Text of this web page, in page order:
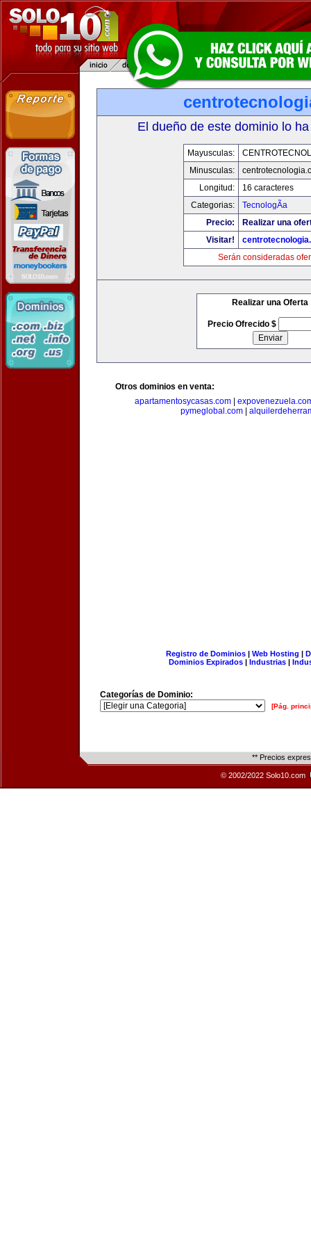
El dueño de este dominio lo
Mayusculas:
Minusculas:
Longitud:
16 caracteres
Categorias:
TecnologÃ­a
Precio:
Realizar una
Visitar!
Serán consideradas
Realizar una Oferta
Precio Ofrecido $
Otros dominios en venta:
apartamentosycasas.com
pymeglobal.com
Registro de Dominios| Web Hosting |
Dominios Expirados | Industrias |
Categorías de Dominio:
[Pág.
** Precios
© 2002/2022 Solo10.com